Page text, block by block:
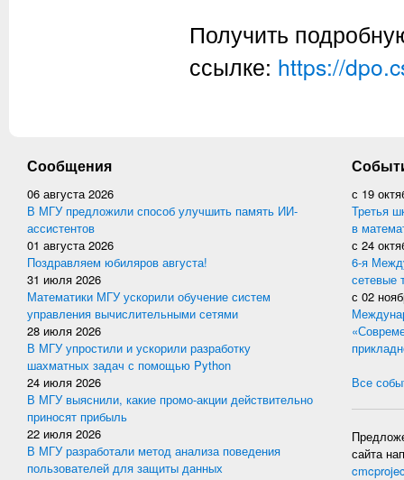
Получить
ссылке: https://
Сообщения
06 августа 2026
В МГУ предложили способ улучшить память ИИ-
ассистентов
01 августа 2026
Поздравляем юбиляров августа!
31 июля 2026
Математики МГУ ускорили обучение систем
управления вычислительными сетями
28 июля 2026
В МГУ упростили и ускорили разработку
шахматных задач с помощью Python
24 июля 2026
В МГУ выяснили, какие промо-акции действительно
приносят прибыль
22 июля 2026
В МГУ разработали метод анализа поведения
пользователей для защиты данных
с 19
Третья
в
с 24
6-я
сетевые
с 02
Все
сайта